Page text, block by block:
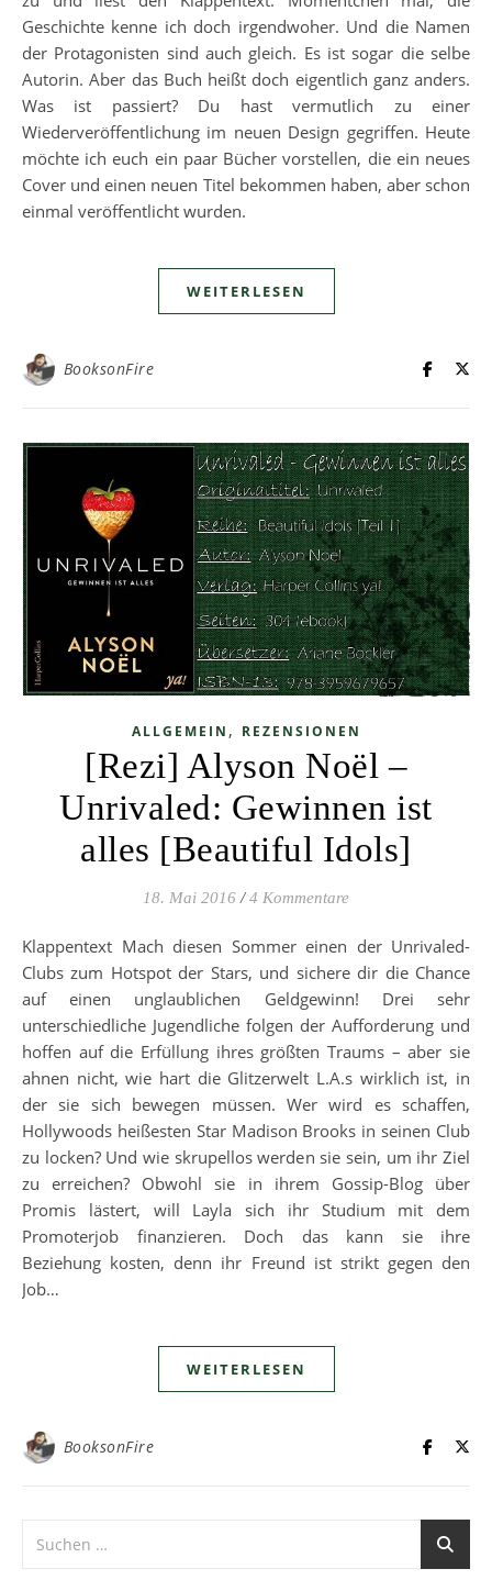
Geschichte kenne ich doch irgendwoher. Und die Namen
der Protagonisten sind auch gleich. Es ist sogar die selbe
Autorin. Aber das Buch heißt doch eigentlich ganz anders.
Was ist passiert? Du hast vermutlich zu einer
Wiederveröffentlichung im neuen Design gegriffen. Heute
möchte ich euch ein paar Bücher vorstellen, die ein neues
Cover und einen neuen Titel bekommen haben, aber schon
einmal veröffentlicht wurden.
WEITERLESEN
BooksonFire
ALLGEMEIN , REZENSIONEN
[Rezi] Alyson Noël –
Unrivaled: Gewinnen ist
alles [Beautiful Idols]
18. Mai 2016 / 4 Kommentare
Klappentext Mach diesen Sommer einen der Unrivaled-
Clubs zum Hotspot der Stars, und sichere dir die Chance
auf einen unglaublichen Geldgewinn! Drei sehr
unterschiedliche Jugendliche folgen der Aufforderung und
hoffen auf die Erfüllung ihres größten Traums – aber sie
ahnen nicht, wie hart die Glitzerwelt L.A.s wirklich ist, in
der sie sich bewegen müssen. Wer wird es schaffen,
Hollywoods heißesten Star Madison Brooks in seinen Club
zu locken? Und wie skrupellos werden sie sein, um ihr Ziel
zu erreichen? Obwohl sie in ihrem Gossip-Blog über
Promis lästert, will Layla sich ihr Studium mit dem
Promoterjob finanzieren. Doch das kann sie ihre
Beziehung kosten, denn ihr Freund ist strikt gegen den
Job…
WEITERLESEN
BooksonFire